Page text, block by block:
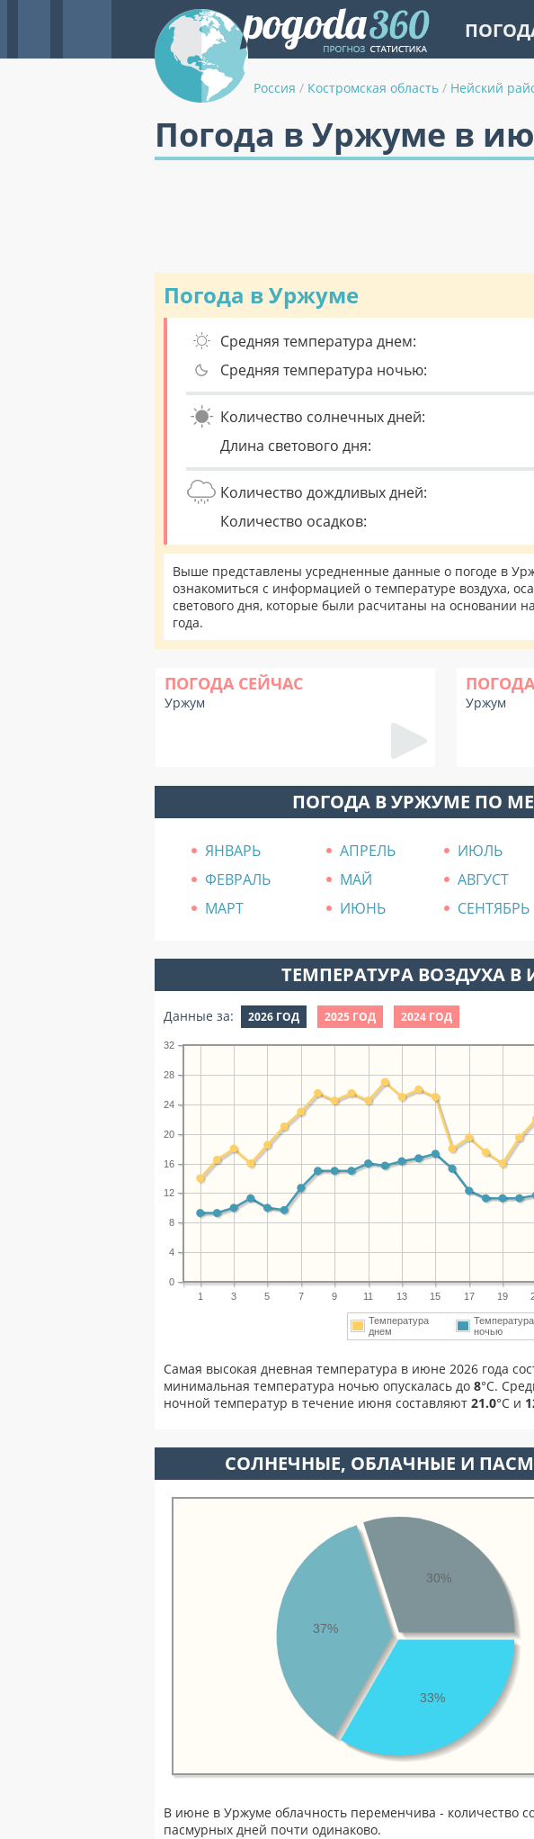
Россия / Костромская область / Нейский
Погода в Уржуме в
Погода в Уржуме
Средняя температура днем:
Средняя температура ночью:
Количество солнечных дней:
Длина светового дня:
Количество дождливых дней:
Количество осадков:
Выше представлены усредненные данные о погоде в
ознакомиться с информацией о температуре воздуха,
светового дня, которые были расчитаны на основании
года.
ПОГОДА СЕЙЧАС
Уржум Уржум
ПОГОДА В УРЖУМЕ ПО
ЯНВАРЬ АПРЕЛЬ ИЮЛЬ
ФЕВРАЛЬ
МАЙ АВГУСТ
МАРТ
ИЮНЬ СЕНТЯБРЬ
ТЕМПЕРАТУРА ВОЗДУХА В
Данные за: 2026 ГОД 2025 ГОД 2024 ГОД
1 3 5 7 9 11 13 15 17 19
0
4
8
12
16
20
24
28
32
Температура
днем
Температура
ночью
Самая высокая дневная температура в июне 2026 года
минимальная температура ночью опускалась до 8°C.
ночной температур в течение июня составляют 21.0°С и
CОЛНЕЧНЫЕ, ОБЛАЧНЫЕ И
33%
37%
30%
В июне в Уржуме облачность переменчива - количество
пасмурных дней почти одинаково.